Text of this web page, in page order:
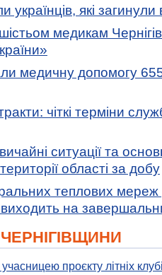
українців, які загинули
медикам
медичну допомогу
чіткі терміни
ситуації та
області за добу
теплових мереж
на
проєкту літніх